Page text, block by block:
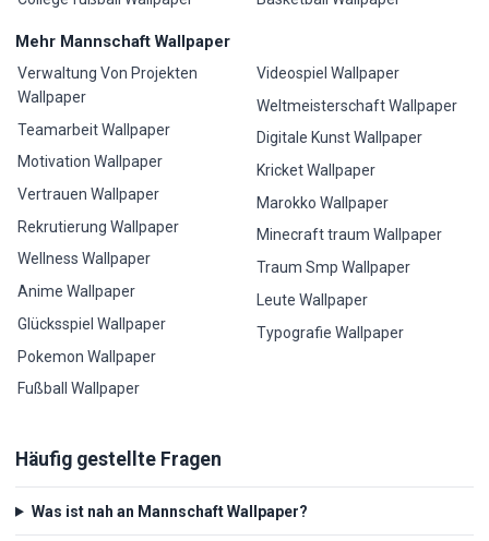
Mehr Mannschaft Wallpaper
Verwaltung Von Projekten
Wallpaper
Teamarbeit Wallpaper
Motivation Wallpaper
Vertrauen Wallpaper
Rekrutierung Wallpaper
Wellness Wallpaper
Anime Wallpaper
Glücksspiel Wallpaper
Pokemon Wallpaper
Fußball Wallpaper
Videospiel Wallpaper
Weltmeisterschaft Wallpaper
Digitale Kunst Wallpaper
Kricket Wallpaper
Marokko Wallpaper
Minecraft traum Wallpaper
Traum Smp Wallpaper
Leute Wallpaper
Typografie Wallpaper
Häufig gestellte Fragen
Was ist nah an Mannschaft Wallpaper?